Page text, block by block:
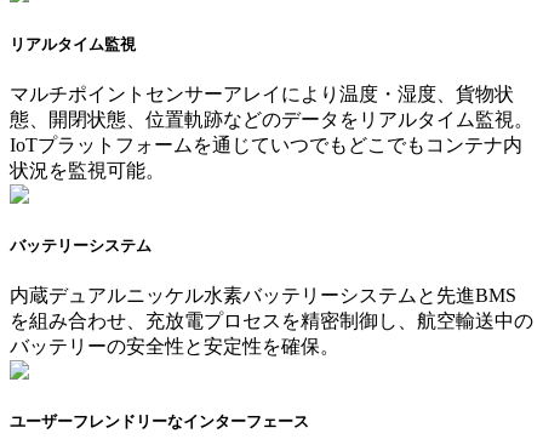
リアルタイム監視
マルチポイントセンサーアレイにより温度・湿度、貨物状
態、開閉状態、位置軌跡などのデータをリアルタイム監視。
IoTプラットフォームを通じていつでもどこでもコンテナ内
状況を監視可能。
バッテリーシステム
内蔵デュアルニッケル水素バッテリーシステムと先進BMS
を組み合わせ、充放電プロセスを精密制御し、航空輸送中の
バッテリーの安全性と安定性を確保。
ユーザーフレンドリーなインターフェース